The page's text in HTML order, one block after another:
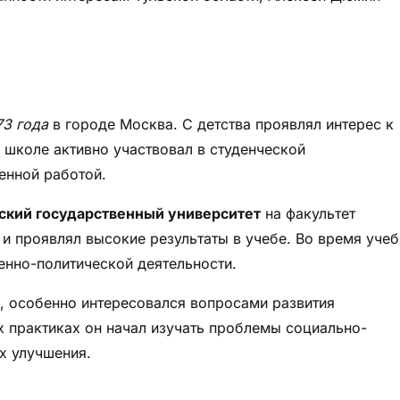
годав городе Москва. С детства проявлял интерес к
активно участвовал в студенческой
работой.
государственный университет на факультет
высокие результаты в учебе. Во время
политической деятельности.
особенно интересовался вопросами развития
он начал изучать проблемы социально-
улучшения.